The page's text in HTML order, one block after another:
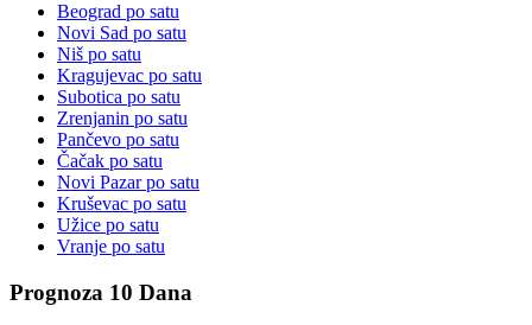
Beograd po satu
Novi Sad po satu
Niš po satu
Kragujevac po satu
Subotica po satu
Zrenjanin po satu
Pančevo po satu
Čačak po satu
Novi Pazarpo satu
Kruševac po satu
Užice po satu
Vranje po satu
Prognoza 10 Dana